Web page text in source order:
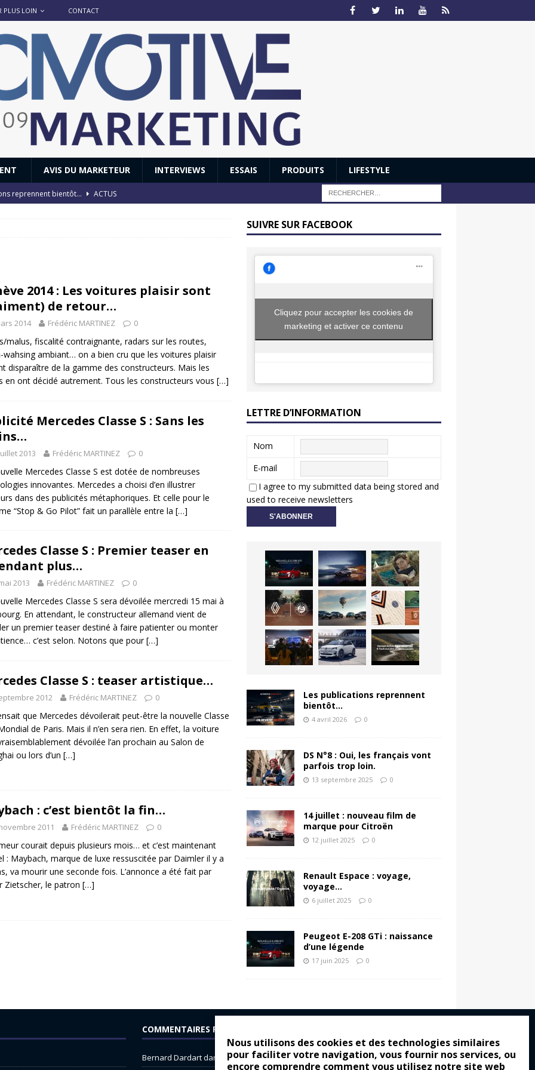
Nous utilisons des cookies et des technologies similaires
pour faciliter votre navigation, vous fournir nos services, ou
encore comprendre comment vous utilisez notre site web
PLUS LOIN CONTACT
AVIS DU MARKETEUR INTERVIEWS ESSAIS PRODUITS LIFESTYLE
reprennent bientôt…
ACTUS
: Honda dévoile un spot publicitaire… confiné! ACTUS
2014 : Les voitures plaisir sont
de retour…
2014 Frédéric MARTINEZ 0
malus, fiscalité contraignante, radars sur les routes,
wahsing ambiant… on a bien cru que les voitures plaisir
disparaître de la gamme des constructeurs. Mais les
en ont décidé autrement. Tous les constructeurs vous […]
Mercedes Classe S : Sans les
2013 Frédéric MARTINEZ 0
Mercedes Classe S est dotée de nombreuses
innovantes. Mercedes a choisi d’en illustrer
dans des publicités métaphoriques. Et celle pour le
“Stop & Go Pilot” fait un parallèle entre la […]
Classe S : Premier teaser en
plus…
2013 Frédéric MARTINEZ 0
Mercedes Classe S sera dévoilée mercredi 15 mai à
En attendant, le constructeur allemand vient de
un premier teaser destiné à faire patienter ou monter
c’est selon. Notons que pour[…]
Classe S : teaser artistique…
2012 Frédéric MARTINEZ 0
que Mercedes dévoilerait peut-être la nouvelle Classe
de Paris. Mais il n’en sera rien. En effet, la voiture
dévoilée l’an prochain au Salon de
ou lors d’un […]
: c’est bientôt la fin…
2011 Frédéric MARTINEZ 0
courait depuis plusieurs mois… et c’est maintenant
: Maybach, marque de luxe ressuscitée par Daimler il y a
va mourir une seconde fois. L’annonce a été fait par
Zietscher, le patron […]
SUIVRE SUR FACEBOOK
Cliquez pour accepter les cookies de
marketing et activer ce contenu
LETTRE D’INFORMATION
Nom
E-mail
I agree to my submitted data being stored and
used to receive newsletters
Les publications reprennent
bientôt…
4 avril 2026 0
DS N°8 : Oui, les français vont
parfois trop loin.
13 septembre 2025 0
14 juillet : nouveau film de
marque pour Citroën
12 juillet 2025 0
Renault Espace : voyage,
voyage…
6 juillet 2025 0
Peugeot E-208 GTi : naissance
d’une légende
17 juin 2025 0
COMMENTAIRES RÉCENTS
Bernard Dardartdans Dacia Sandero : pour les gens vrais